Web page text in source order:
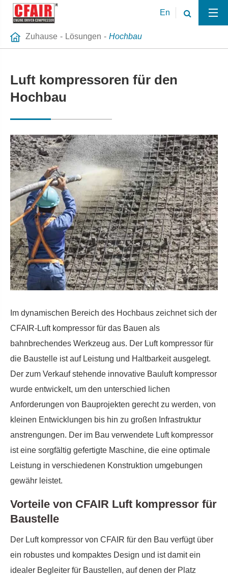
En
Zuhause Lösungen Hochbau
Luft kompressoren für den
Hochbau
Im dynamischen Bereich des Hochbaus zeichnet sich der
CFAIR-Luft kompressor für das Bauen als
bahnbrechendes Werkzeug aus. Der Luft kompressor für
die Baustelle ist auf Leistung und Haltbarkeit ausgelegt.
Der zum Verkauf stehende innovative Bauluft kompressor
wurde entwickelt, um den unterschied lichen
Anforderungen von Bauprojekten gerecht zu werden, von
kleinen Entwicklungen bis hin zu großen Infrastruktur
anstrengungen. Der im Bau verwendete Luft kompressor
ist eine sorgfältig gefertigte Maschine, die eine optimale
Leistung in verschiedenen Konstruktion umgebungen
gewähr leistet.
Vorteile von CFAIR Luft kompressor für
Baustelle
Der Luft kompressor von CFAIR für den Bau verfügt über
ein robustes und kompaktes Design und ist damit ein
idealer Begleiter für Baustellen, auf denen der Platz